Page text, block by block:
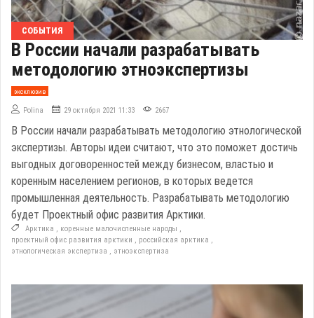
СОБЫТИЯ
В России начали разрабатывать
методологию этноэкспертизы
эксклюзив
Polina 29 октября 2021 11:33 2667
В России начали разрабатывать методологию этнологической
экспертизы. Авторы идеи считают, что это поможет достичь
выгодных договоренностей между бизнесом, властью и
коренным населением регионов, в которых ведется
промышленная деятельность. Разрабатывать методологию
будет Проектный офис развития Арктики.
Арктика , коренные малочисленные народы ,
проектный офис развития арктики , российская арктика ,
этнологическая экспертиза , этноэкспертиза